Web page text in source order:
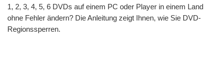
1, 2, 3, 4, 5, 6 DVDs auf einem PC oder Player in einem Land
ohne Fehler ändern? Die Anleitung zeigt Ihnen, wie Sie DVD-
Regionssperren.